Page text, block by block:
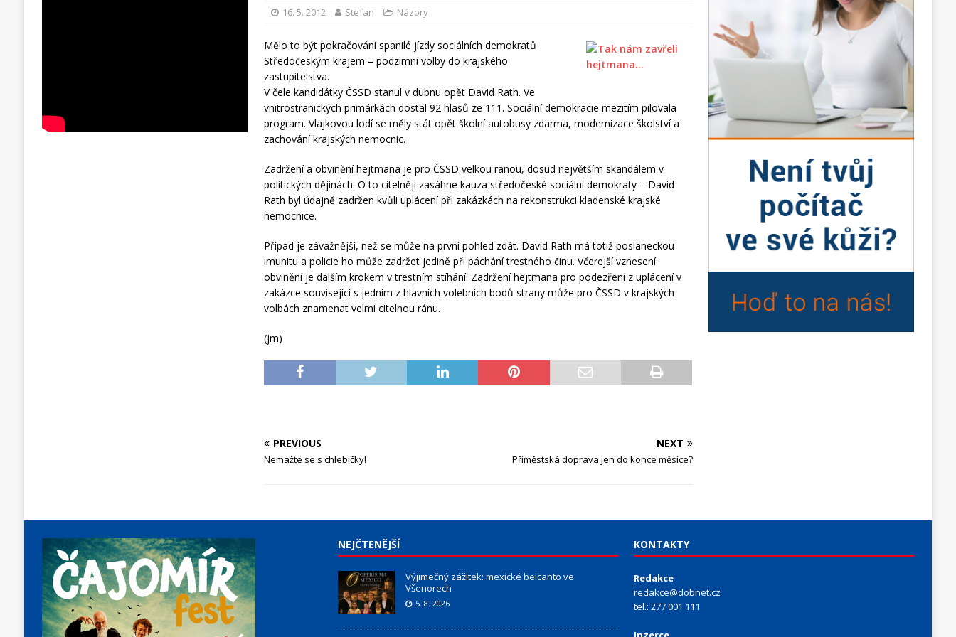
16. 5. 2012 Stefan Názory
Mělo to být pokračování spanilé jízdy sociálních demokratů
Středočeským krajem – podzimní volby do krajského
zastupitelstva.
V čele kandidátky ČSSD stanul v dubnu opět David Rath. Ve
vnitrostranických primárkách dostal 92 hlasů ze 111. Sociální demokracie mezitím pilovala
program. Vlajkovou lodí se měly stát opět školní autobusy zdarma, modernizace školství a
zachování krajských nemocnic.
Zadržení a obvinění hejtmana je pro ČSSD velkou ranou, dosud největším skandálem v
politických dějinách. O to citelněji zasáhne kauza středočeské sociální demokraty – David
Rath byl údajně zadržen kvůli uplácení při zakázkách na rekonstrukci kladenské krajské
nemocnice.
Případ je závažnější, než se může na první pohled zdát. David Rath má totiž poslaneckou
imunitu a policie ho může zadržet jedině při páchání trestného činu. Včerejší vznesení
obvinění je dalším krokem v trestním stíhání. Zadržení hejtmana pro podezření z uplácení v
zakázce související s jedním z hlavních volebních bodů strany může pro ČSSD v krajských
volbách znamenat velmi citelnou ránu.
(jm)
PREVIOUS
Nemažte se s chlebíčky!
NEXT
Příměstská doprava jen do konce měsíce?
NEJČTENĚJŠÍ
Výjimečný zážitek: mexické belcanto ve
Všenorech
5. 8. 2026
KONTAKTY
Redakce
redakce@dobnet.cz
tel.: 277 001 111